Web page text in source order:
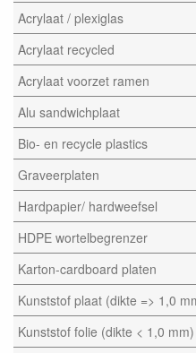
Acrylaat / plexiglas
Acrylaat recycled
Acrylaat voorzet ramen
Alu sandwichplaat
Bio- en recycle plastics
Graveerplaten
Hardpapier/ hardweefsel
HDPE wortelbegrenzer
Karton-cardboard platen
Kunststof plaat (dikte => 1,0
Kunststof folie (dikte < 1,0 mm)